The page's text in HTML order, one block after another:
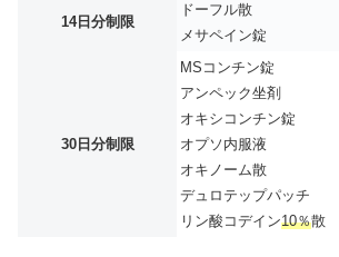
14日分制限
ドーフル散
メサペイン錠
30日分制限
MSコンチン錠
アンペック坐剤
オキシコンチン錠
オプソ内服液
オキノーム散
デュロテップパッチ
リン酸コデイン10％散